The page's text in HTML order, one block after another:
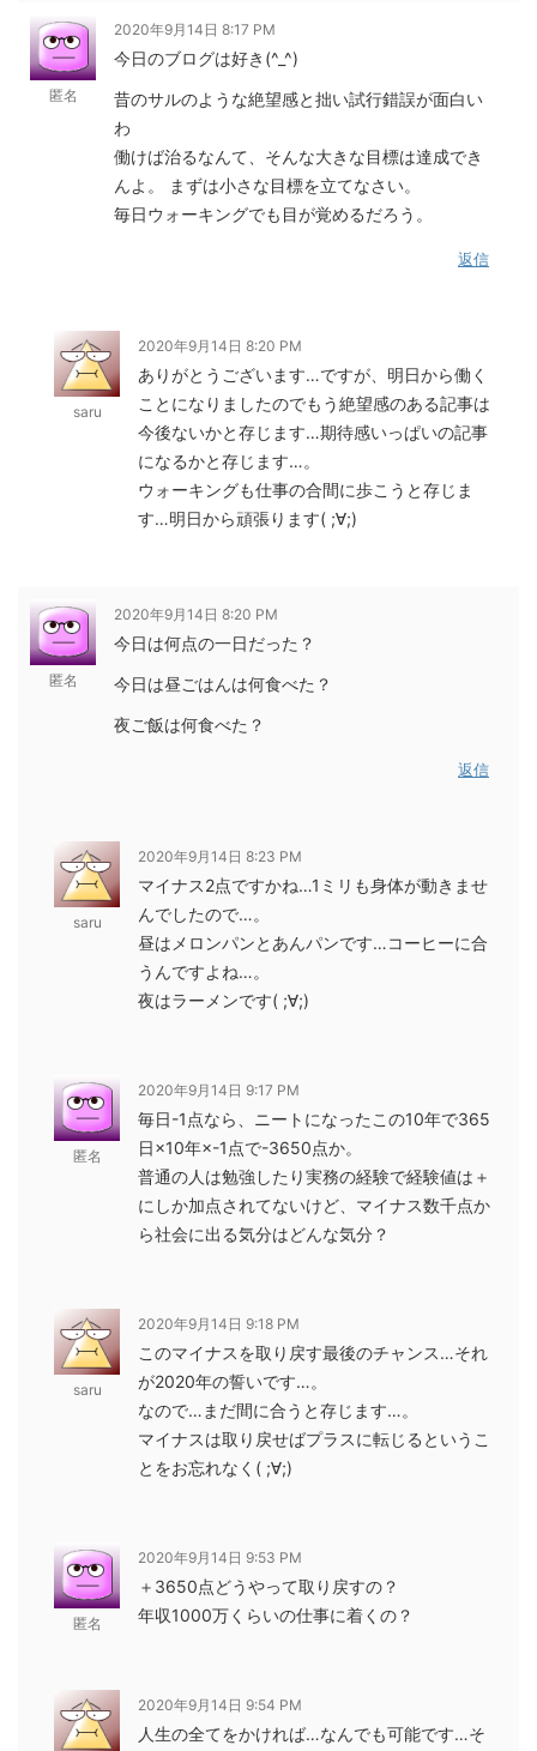
匿名
2020年9月14日 8:17 PM
今日のブログは好き(^_^)
昔のサルのような絶望感と拙い試行錯誤が面白い
わ
働けば治るなんて、そんな大きな目標は達成でき
んよ。 まずは小さな目標を立てなさい。
毎日ウォーキングでも目が覚めるだろう。
返信
saru
2020年9月14日 8:20 PM
ありがとうございます…ですが、明日から働く
ことになりましたのでもう絶望感のある記事は
今後ないかと存じます…期待感いっぱいの記事
になるかと存じます…。
ウォーキングも仕事の合間に歩こうと存じま
す…明日から頑張ります( ;∀;)
匿名
2020年9月14日 8:20 PM
今日は何点の一日だった？
今日は昼ごはんは何食べた？
夜ご飯は何食べた？
返信
saru
2020年9月14日 8:23 PM
マイナス2点ですかね…1ミリも身体が動きませ
んでしたので…。
昼はメロンパンとあんパンです…コーヒーに合
うんですよね…。
夜はラーメンです( ;∀;)
匿名
2020年9月14日 9:17 PM
毎日-1点なら、ニートになったこの10年で365
日×10年×-1点で-3650点か。
普通の人は勉強したり実務の経験で経験値は＋
にしか加点されてないけど、マイナス数千点か
ら社会に出る気分はどんな気分？
saru
2020年9月14日 9:18 PM
このマイナスを取り戻す最後のチャンス…それ
が2020年の誓いです…。
なので…まだ間に合うと存じます…。
マイナスは取り戻せばプラスに転じるというこ
とをお忘れなく( ;∀;)
匿名
2020年9月14日 9:53 PM
＋3650点どうやって取り戻すの？
年収1000万くらいの仕事に着くの？
2020年9月14日 9:54 PM
人生の全てをかければ…なんでも可能です…そ